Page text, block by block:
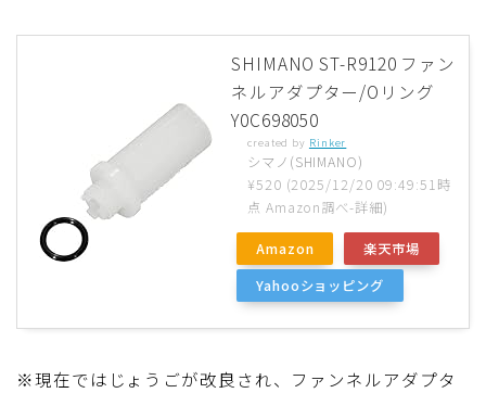
SHIMANO ST-R9120 ファン
ネルアダプター/Oリング
Y0C698050
created by Rinker
シマノ(SHIMANO)
¥520 (2025/12/20 09:49:51時
点 Amazon調べ-詳細)
Amazon
楽天市場
Yahooショッピング
※現在ではじょうごが改良され、ファンネルアダプタ